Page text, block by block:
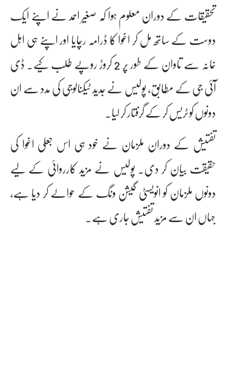
تحقیقات کے دوران معلوم ہوا کہ صغیر احمد نے اپنے ایک
دوست کے ساتھ مل کر اغوا کا ڈرامہ رچایا اور اپنے ہی اہل
خانہ سے تاوان کے طور پر 2 کروڑ روپے طلب کیے۔ ڈی
آئی جی کے مطابق، پولیس نے جدید ٹیکنالوجی کی مدد سے ان
دونوں کو ٹریس کر کے گرفتار کر لیا۔
تفتیش کے دوران ملزمان نے خود ہی اس جعلی اغوا کی
حقیقت بیان کر دی۔ پولیس نے مزید کارروائی کے لیے
دونوں ملزمان کو انویسٹی گیشن ونگ کے حوالے کر دیا ہے،
جہاں ان سے مزید تفتیش جاری ہے۔